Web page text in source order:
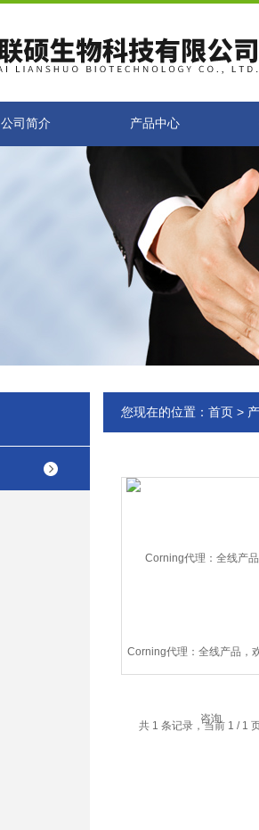
公司简介 产品中心
您现在的位置： 首页 >
Corning代理：全线产品，
共 1 条记录，当前 1 / 1